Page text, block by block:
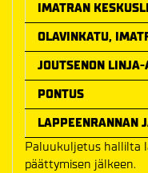
IMATRAN
OLAVINKATU,
JOUTSENON
PONTUS
LAPPEENRANNAN
Paluukuljetus hallilta
päättymisen jälkeen.